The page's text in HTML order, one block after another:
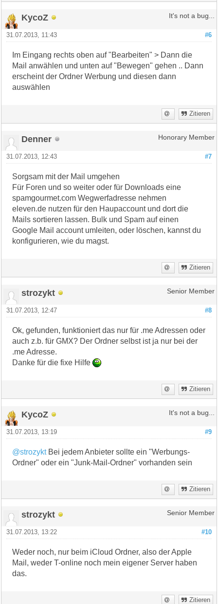
KycoZ It's not a bug...
#6
31.07.2013, 11:43
Im Eingang rechts oben auf "Bearbeiten" > Dann die
Mail anwählen und unten auf "Bewegen" gehen .. Dann
erscheint der Ordner Werbung und diesen dann
auswählen
Zitieren
Denner Honorary Member
#7
31.07.2013, 12:43
Sorgsam mit der Mail umgehen
Für Foren und so weiter oder für Downloads eine
spamgourmet.com Wegwerfadresse nehmen
eleven.de nutzen für den Haupaccount und dort die
Mails sortieren lassen. Bulk und Spam auf einen
Google Mail account umleiten, oder löschen, kannst du
konfigurieren, wie du magst.
Zitieren
strozykt Senior Member
#8
31.07.2013, 12:47
Ok, gefunden, funktioniert das nur für .me Adressen oder
auch z.b. für GMX? Der Ordner selbst ist ja nur bei der
.me Adresse.
Danke für die fixe Hilfe
Zitieren
KycoZ It's not a bug...
#9
31.07.2013, 13:19
@strozyktBei jedem Anbieter sollte ein "Werbungs-
Ordner" oder ein "Junk-Mail-Ordner" vorhanden sein
Zitieren
strozykt Senior Member
#10
31.07.2013, 13:22
Weder noch, nur beim iCloud Ordner, also der Apple
Mail, weder T-online noch mein eigener Server haben
das.
Zitieren